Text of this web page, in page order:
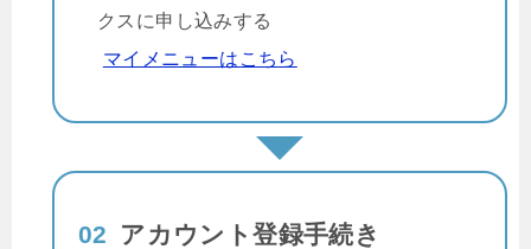
クスに申し込みする
マイメニューはこちら
02 アカウント登録手続き